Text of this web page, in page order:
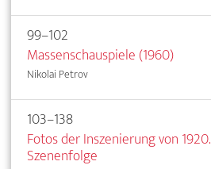
99–102
Massenschauspiele (1960)
Nikolai Petrov
103–138
Fotos der Inszenierung von 1920.
Szenenfolge